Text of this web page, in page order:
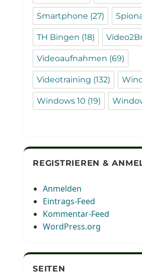
Smartphone (27)
TH Bingen (18)
Videoaufnahmen (69)
Videotraining (132)
Windows 10 (19)
REGISTRIEREN &
Anmelden
Eintrags-Feed
Kommentar-Feed
WordPress.org
SEITEN